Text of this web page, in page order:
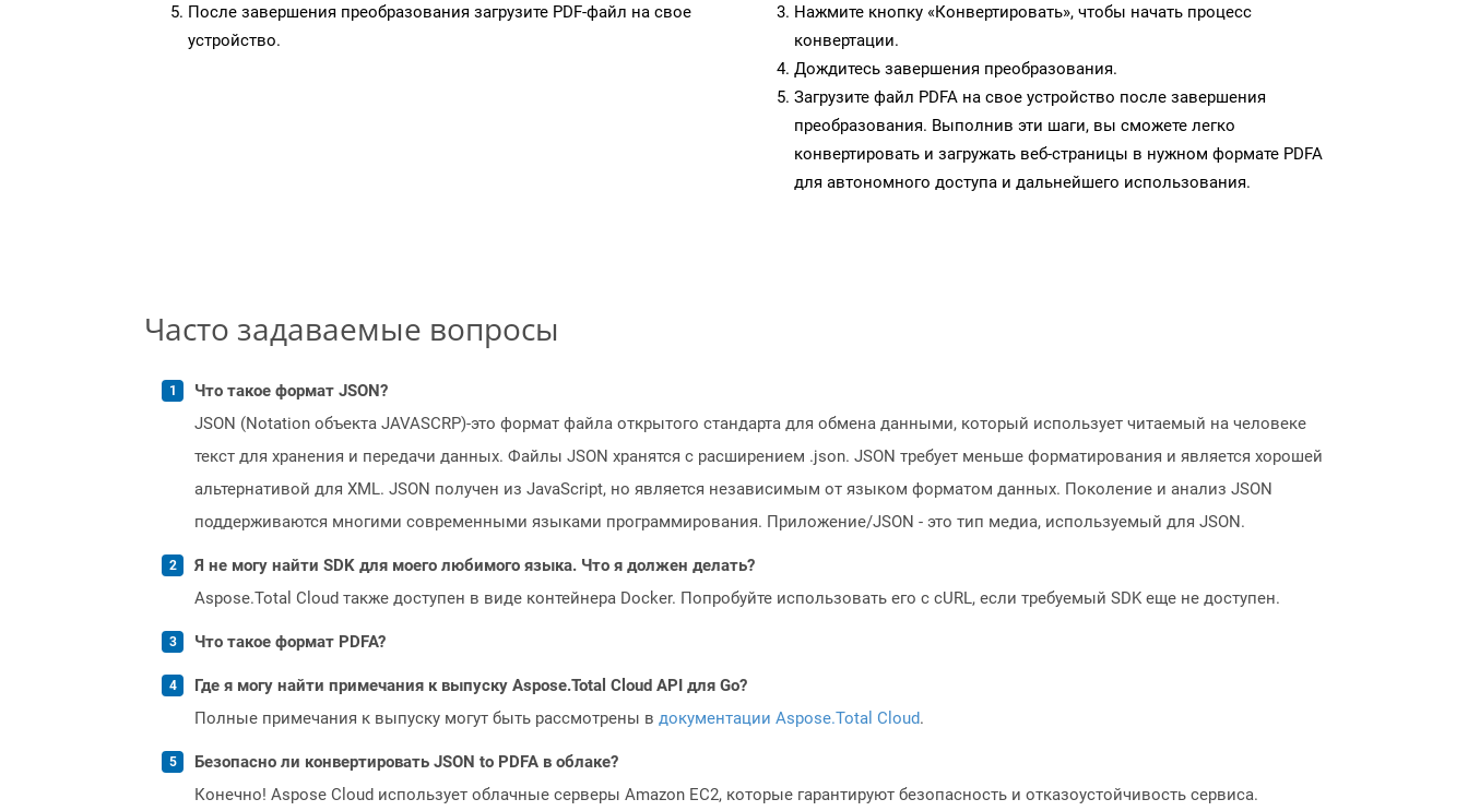
После завершения преобразования загрузите PDF-файл на свое
устройство.
Нажмите кнопку «Конвертировать», чтобы начать процесс
конвертации.
Дождитесь завершения преобразования.
Загрузите файл PDFA на свое устройство после завершения
преобразования. Выполнив эти шаги, вы сможете легко
конвертировать и загружать веб-страницы в нужном формате PDFA
для автономного доступа и дальнейшего использования.
Часто задаваемые вопросы
Что такое формат JSON?
JSON (Notation объекта JAVASCRP)-это формат файла открытого стандарта для обмена данными, который использует читаемый на человеке
текст для хранения и передачи данных. Файлы JSON хранятся с расширением .json. JSON требует меньше форматирования и является хорошей
альтернативой для XML. JSON получен из JavaScript, но является независимым от языком форматом данных. Поколение и анализ JSON
поддерживаются многими современными языками программирования. Приложение/JSON - это тип медиа, используемый для JSON.
Я не могу найти SDK для моего любимого языка. Что я должен делать?
Aspose.Total Cloud также доступен в виде контейнера Docker. Попробуйте использовать его с cURL, если требуемый SDK еще не доступен.
Что такое формат PDFA?
Где я могу найти примечания к выпуску Aspose.Total Cloud API для Go?
Полные примечания к выпуску могут быть рассмотрены в документации Aspose.Total Cloud.
Безопасно ли конвертировать JSON to PDFA в облаке?
Конечно! Aspose Cloud использует облачные серверы Amazon EC2, которые гарантируют безопасность и отказоустойчивость сервиса.